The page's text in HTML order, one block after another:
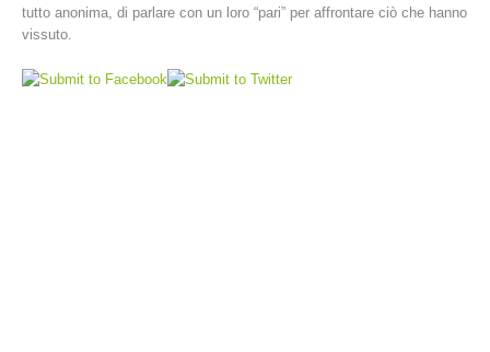
tutto anonima, di parlare con un loro “pari” per affrontare ciò che hanno
vissuto.